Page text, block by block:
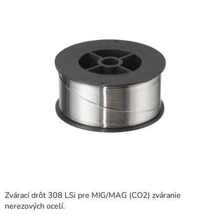
Zvárací drôt 308 LSi pre MIG/MAG (CO2) zváranie
nerezových ocelí.